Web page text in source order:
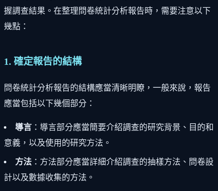
握調查結果。在整理問卷統計分析報告時，需要注意以下
幾點：
1. 確定報告的結構
問卷統計分析報告的結構應當清晰明瞭，一般來說，報告
應當包括以下幾個部分：
導言 ：導言部分應當簡要介紹調查的研究背景、目的和
意義，以及使用的研究方法。
方法 ：方法部分應當詳細介紹調查的抽樣方法、問卷設
計以及數據收集的方法。